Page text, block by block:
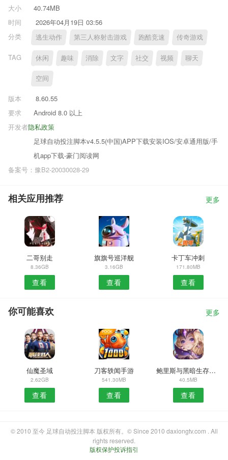
大小
40.74MB
时间
2026年04月19日 03:56
分类
逃生动作 第三人称射击游戏 跑酷竞速 传奇游戏
TAG 休闲 趣味 消除 文字 社交 视频 聊天
空间
版本
8.60.55
要求
Android 8.0 以上
隐私政策
开发者
足球自动投注脚本v4.5.5(中国)APP下载安装IOS/安卓通用版/手
机app下载-豪门阅读网
备案号：豫B2-20030028-29
相关应用推荐 更多
二哥别走
8.36GB
查看
旗旗号巡洋舰
3.16GB
查看
卡丁车冲刺
171.80MB
查看
你可能喜欢 更多
仙魔圣域
2.62GB
查看
刀客轶闻手游
541.30MB
查看
鲍里斯与黑暗生存汉化版
40.5MB
查看
© 2010 至今 足球自动投注脚本 版权所有。© Since 2010 daxiongtv.com . All
rights reserved.
版权保护投诉指引